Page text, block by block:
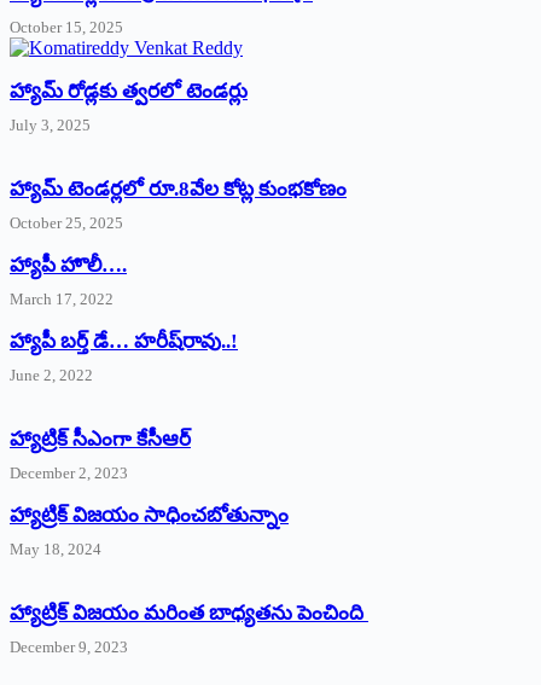
October 15, 2025
హ్యామ్‌ రోడ్లకు త్వరలో టెండర్లు
July 3, 2025
హ్యామ్‌ ‌టెండర్లలో రూ.8వేల కోట్ల కుంభకోణం
October 25, 2025
హ్యాపీ హొలీ….
March 17, 2022
హ్యాపీ బర్త్ ‌డే… హరీష్‌రావు..!
June 2, 2022
హ్యాట్రిక్‌ ‌సీఎంగా కేసీఆర్‌
December 2, 2023
హ్యాట్రిక్‌ విజయం సాధించబోతున్నాం
May 18, 2024
హ్యాట్రిక్ విజయం మరింత బాధ్యతను పెంచింది
December 9, 2023